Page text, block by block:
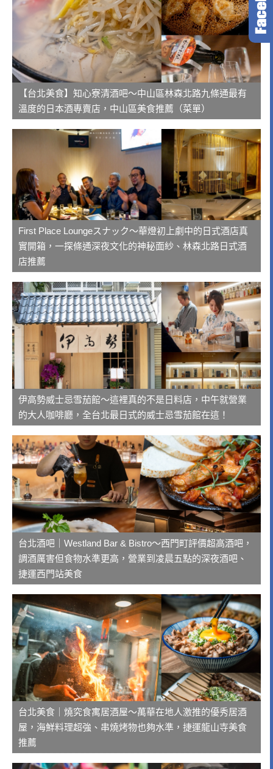
【台北美食】知心寮清酒吧～中山區林森北路九條通最有
溫度的日本酒專賣店，中山區美食推薦（菜單）
First Place Loungeスナック～華燈初上劇中的日式酒店真
實開箱，一探條通深夜文化的神秘面紗、林森北路日式酒
店推薦
伊高勢威士忌雪茄館～這裡真的不是日料店，中午就營業
的大人咖啡廳，全台北最日式的威士忌雪茄館在這！
台北酒吧｜Westland Bar & Bistro～西門町評價超高酒吧，
調酒厲害但食物水準更高，營業到凌晨五點的深夜酒吧、
捷運西門站美食
台北美食｜燒究食寓居酒屋～萬華在地人激推的優秀居酒
屋，海鮮料理超強、串燒烤物也夠水準，捷運龍山寺美食
推薦